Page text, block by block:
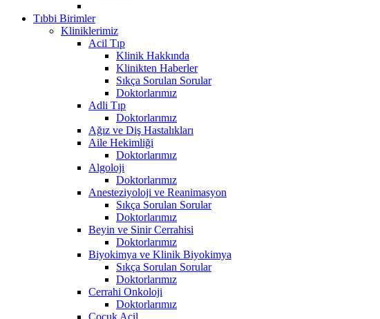
Tıbbi Birimler
Kliniklerimiz
Acil Tıp
Klinik Hakkında
Klinikten Haberler
Sıkça Sorulan Sorular
Doktorlarımız
Adli Tıp
Doktorlarımız
Ağız ve Diş Hastalıkları
Aile Hekimliği
Doktorlarımız
Algoloji
Doktorlarımız
Anesteziyoloji ve Reanimasyon
Sıkça Sorulan Sorular
Doktorlarımız
Beyin ve Sinir Cerrahisi
Doktorlarımız
Biyokimya ve Klinik Biyokimya
Sıkça Sorulan Sorular
Doktorlarımız
Cerrahi Onkoloji
Doktorlarımız
Çocuk Acil